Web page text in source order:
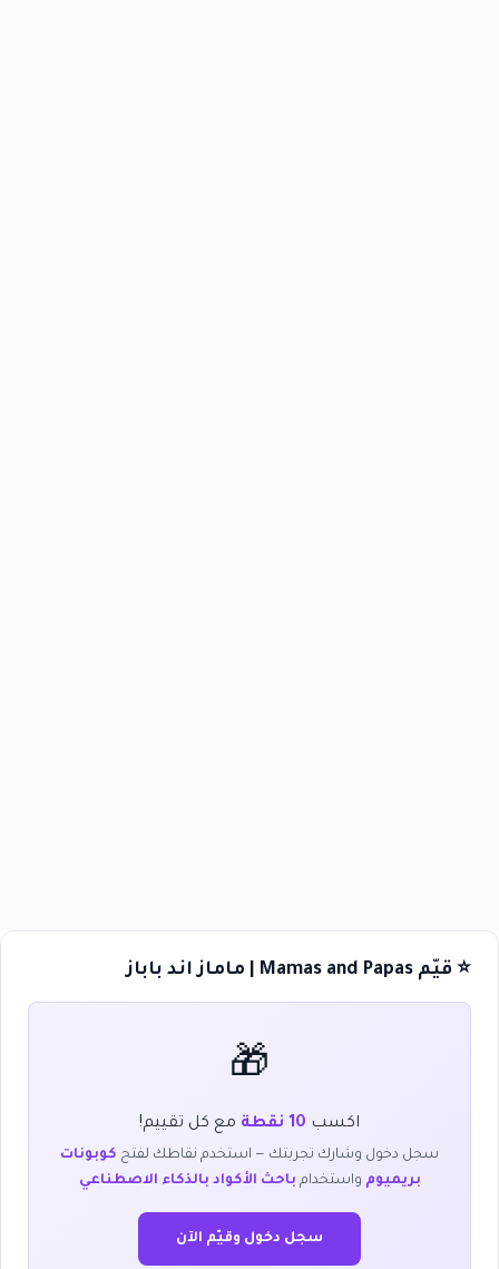
⭐ قيّم Mamas and Papas | ماماز اند باباز
🎁
اكسب 10 نقطة مع كل تقييم!
سجل دخول وشارك تجربتك — استخدم نقاطك لفتح كوبونات
بريميوم واستخدام باحث الأكواد بالذكاء الاصطناعي
سجل دخول وقيّم الآن